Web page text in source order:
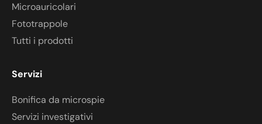
Microauricolari
Fototrappole
Tutti i prodotti
Servizi
Bonifica da microspie
Servizi investigativi